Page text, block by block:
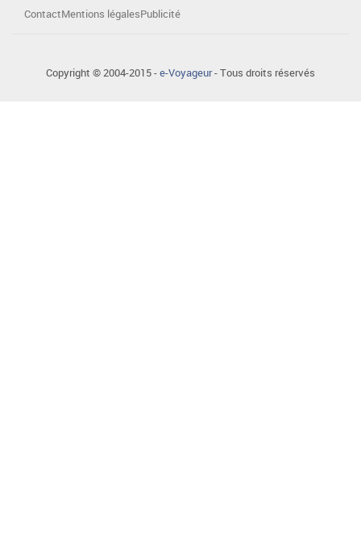
ContactMentions légalesPublicité
Copyright © 2004-2015 -e-Voyageur- Tous droits réservés